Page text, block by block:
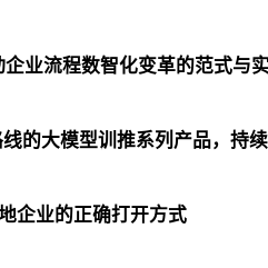
业流程数智化变革的范式与
的大模型训推系列产品，持
企业的正确打开方式